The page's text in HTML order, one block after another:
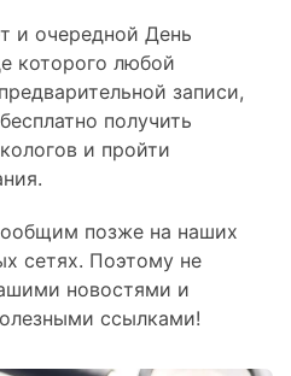
и очередной День
которого любой
записи,
получить
и пройти
позже на наших
сетях. Поэтому не
новостями и
ссылками!